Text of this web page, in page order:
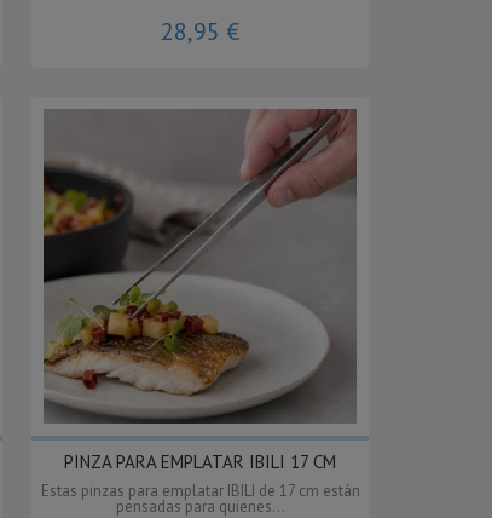
28,95 €
PINZA PARA EMPLATAR IBILI 17 CM
Estas pinzas para emplatar IBILI de 17 cm están
pensadas para quienes...